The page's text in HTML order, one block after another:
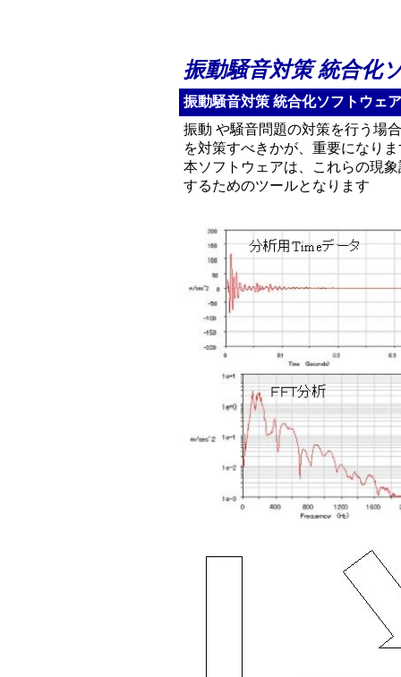
振動騒音対策 統合化
振動騒音対策 統合化ソフトウェ
振動 や騒音問題の対策を行う場
を対策すべきかが、重要になり
本ソフトウェアは、これらの現
するためのツールとなります